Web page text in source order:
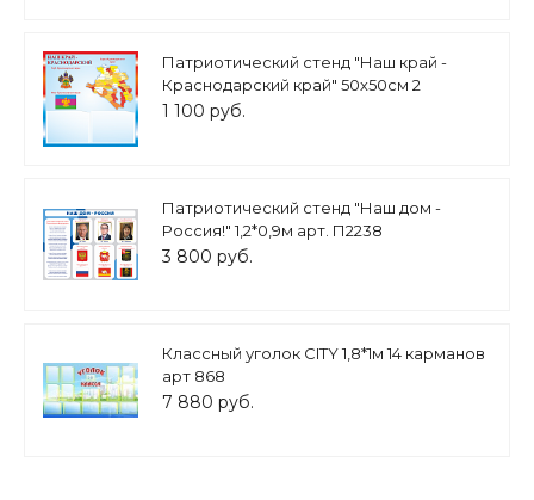
Патриотический стенд "Наш край -
Краснодарский край" 50х50см 2
кармана А5 арт.П1740
1 100 руб.
Патриотический стенд "Наш дом -
Россия!" 1,2*0,9м арт. П2238
3 800 руб.
Классный уголок CITY 1,8*1м 14 карманов
арт 868
7 880 руб.